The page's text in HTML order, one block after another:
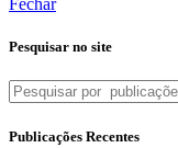
Fechar
Pesquisar no site
Publicações Recentes